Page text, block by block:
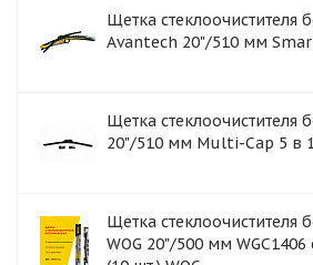
Щетка стеклоочистителя
Avantech 20"/510 мм
Щетка стеклоочистителя
20"/510 мм Multi-Cap 5 в
Щетка стеклоочистителя
WOG 20"/500 мм